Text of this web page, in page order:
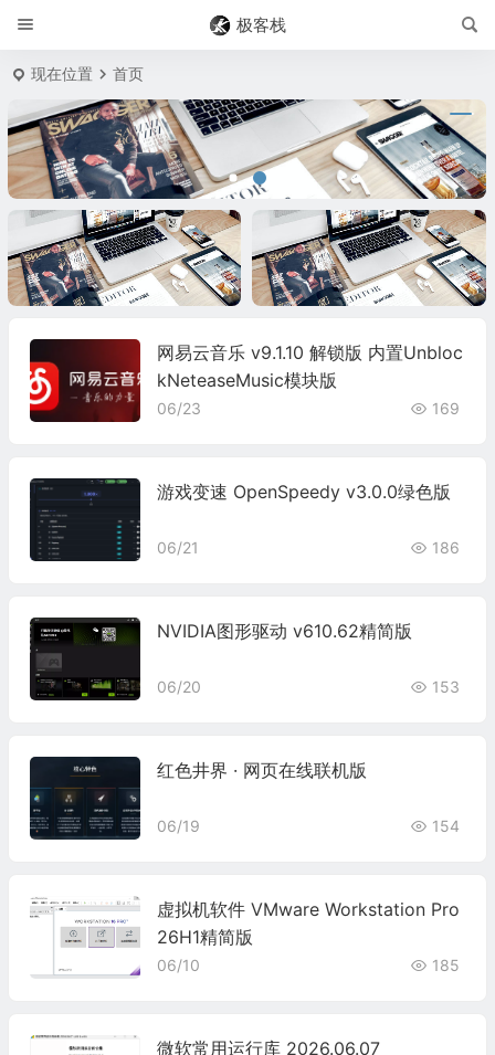
极客栈
现在位置 首页
标题 标题
网易云音乐 v9.1.10 解锁版 内置Unbloc
kNeteaseMusic模块版
06/23 169
游戏变速 OpenSpeedy v3.0.0绿色版
06/21 186
NVIDIA图形驱动 v610.62精简版
06/20 153
红色井界 · 网页在线联机版
06/19 154
虚拟机软件 VMware Workstation Pro
26H1精简版
06/10 185
微软常用运行库 2026.06.07